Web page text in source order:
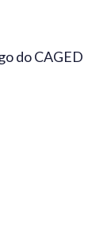
do CAGED